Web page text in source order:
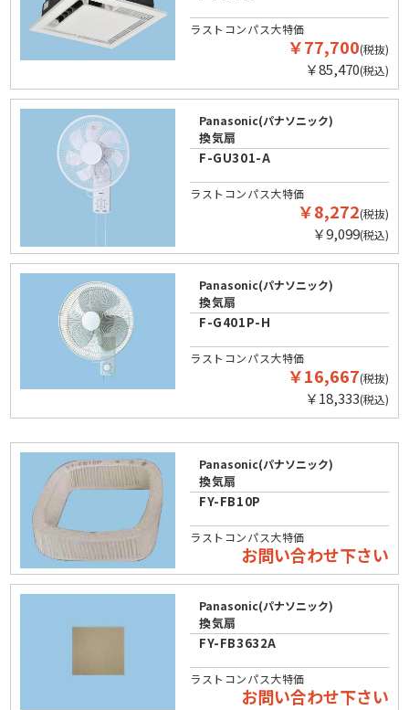
ラストコンパス大特価
￥77,700(税抜)
￥85,470(税込)
Panasonic(パナソニック)
換気扇
F-GU301-A
ラストコンパス大特価
￥8,272(税抜)
￥9,099(税込)
Panasonic(パナソニック)
換気扇
F-G401P-H
ラストコンパス大特価
￥16,667(税抜)
￥18,333(税込)
Panasonic(パナソニック)
換気扇
FY-FB10P
ラストコンパス大特価
お問い合わせ下さい
Panasonic(パナソニック)
換気扇
FY-FB3632A
ラストコンパス大特価
お問い合わせ下さい